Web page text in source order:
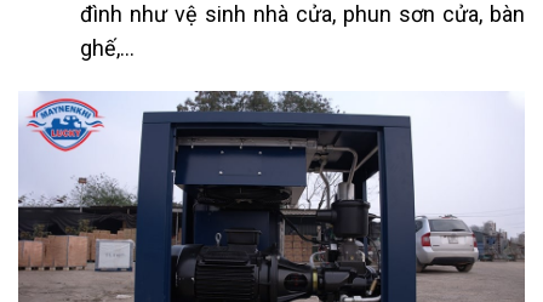
đình như vệ sinh nhà cửa, phun sơn cửa, bàn
ghế,…